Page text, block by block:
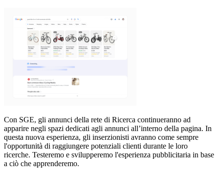
Con SGE, gli annunci della rete di Ricerca continueranno ad
apparire negli spazi dedicati agli annunci all’interno della pagina. In
questa nuova esperienza, gli inserzionisti avranno come sempre
l'opportunità di raggiungere potenziali clienti durante le loro
ricerche. Testeremo e svilupperemo l'esperienza pubblicitaria in base
a ciò che apprenderemo.